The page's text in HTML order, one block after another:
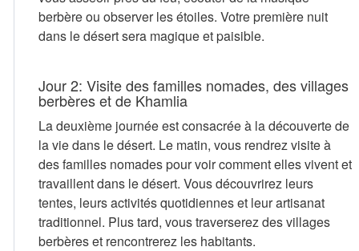
berbère ou observer les étoiles. Votre première nuit
dans le désert sera magique et paisible.
Jour 2: Visite des familles nomades, des villages
berbères et de Khamlia
La deuxième journée est consacrée à la découverte de
la vie dans le désert. Le matin, vous rendrez visite à
des familles nomades pour voir comment elles vivent et
travaillent dans le désert. Vous découvrirez leurs
tentes, leurs activités quotidiennes et leur artisanat
traditionnel. Plus tard, vous traverserez des villages
berbères et rencontrerez les habitants.